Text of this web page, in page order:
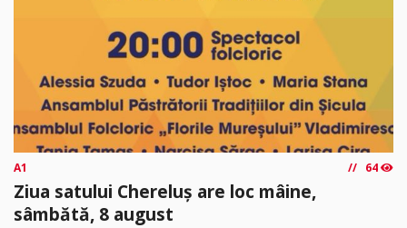
A1 64
Ziua satului Chereluș are loc mâine,
sâmbătă, 8 august